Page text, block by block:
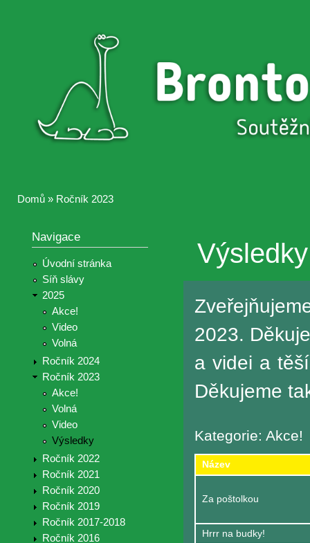
Brontosaurus
Brontosaurus
Domů » Ročník 2023
Navigace
Úvodní stránka
Síň slávy
2025
Akce!
Video
Volná
Ročník 2024
Ročník 2023
Akce!
Volná
Video
Výsledky
Ročník 2022
Ročník 2021
Ročník 2020
Ročník 2019
Ročník 2017-2018
Ročník 2016
2023.
a videi a
Děkujeme
Kategorie: Akce!
Název
Za poštolkou
Hrrr na budky!